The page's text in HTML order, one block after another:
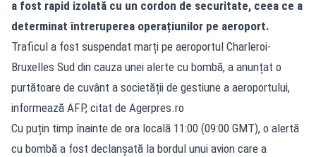
a fost rapid izolată cu un cordon de securitate, ceea ce a
determinat întreruperea operațiunilor pe aeroport.
Traficul a fost suspendat marți pe aeroportul Charleroi-
Bruxelles Sud din cauza unei alerte cu bombă, a anunțat o
purtătoare de cuvânt a societății de gestiune a aeroportului,
informează AFP, citat de Agerpres.ro
Cu puțin timp înainte de ora locală 11:00 (09:00 GMT), o alertă
cu bombă a fost declanșată la bordul unui avion care a